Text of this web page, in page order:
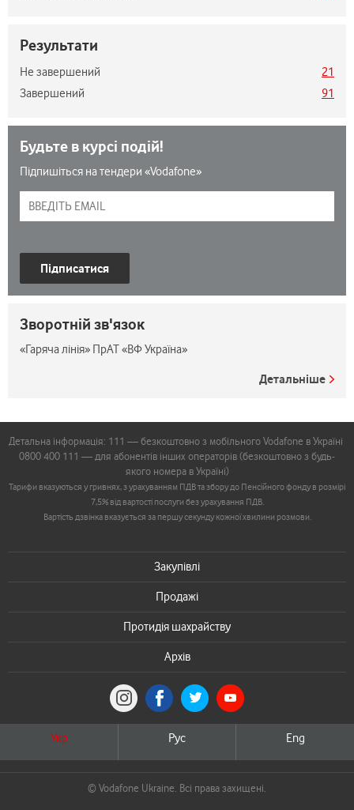
Результати
Не завершений
21
Завершений
91
Будьте в курсі подій!
Підпишіться на тендери «Vodafone»
Підписатися
Зворотній зв'язок
«Гаряча лінія» ПрАТ «ВФ Україна»
Детальніше
Детальна інформація: 111 — безкоштовно з мобільного Vodafone в Україні
0800 400 111 — для абонентів інших операторів (безкоштовно з будь-
якого номера в Україні)
Тарифи вказуються у гривнях, з урахуванням ПДВ та збору до Пенсійного фонду в розмірі
7,5% від вартості послуги без урахування ПДВ.
Вартість дзвінка вказується за першу секунду кожної хвилини розмови.
Закупівлі
Продажі
Протидія шахрайству
Архів
Укр Рус Eng
© Vodafone Ukraine. Всі права захищені.